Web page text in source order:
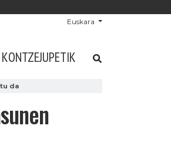
Euskara
KONTZEJUPETIK
da